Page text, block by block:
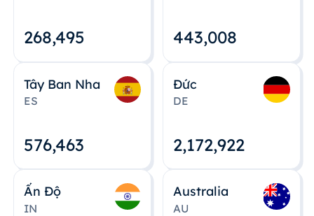
268,495 443,008
Tây Ban Nha
ES
576,463
Đức
DE
2,172,922
Ấn Độ
IN
Australia
AU